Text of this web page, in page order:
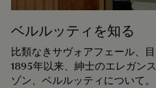
ベルルッティを知る
比類なきサヴォアフェール、
1895年以来、紳士のエレガン
ゾン、ベルルッティについて。